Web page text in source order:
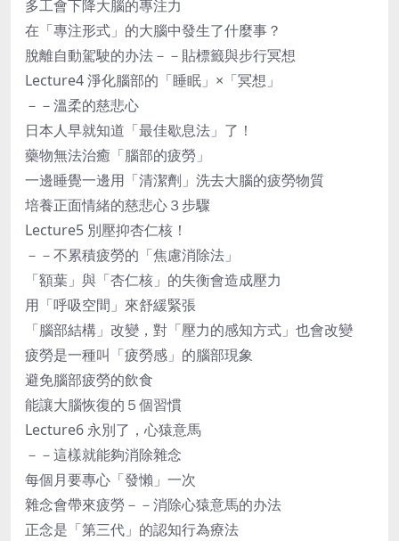
多工會下降大腦的專注力
在「專注形式」的大腦中發生了什麼事？
脫離自動駕駛的办法－－貼標籤與步行冥想
Lecture4 淨化腦部的「睡眠」×「冥想」
－－溫柔的慈悲心
日本人早就知道「最佳歇息法」了！
藥物無法治癒「腦部的疲勞」
一邊睡覺一邊用「清潔劑」洗去大腦的疲勞物質
培養正面情緒的慈悲心３步驟
Lecture5 別壓抑杏仁核！
－－不累積疲勞的「焦慮消除法」
「額葉」與「杏仁核」的失衡會造成壓力
用「呼吸空間」來舒緩緊張
「腦部結構」改變，對「壓力的感知方式」也會改變
疲勞是一種叫「疲勞感」的腦部現象
避免腦部疲勞的飲食
能讓大腦恢復的５個習慣
Lecture6 永別了，心猿意馬
－－這樣就能夠消除雜念
每個月要專心「發懶」一次
雜念會帶來疲勞－－消除心猿意馬的办法
正念是「第三代」的認知行為療法